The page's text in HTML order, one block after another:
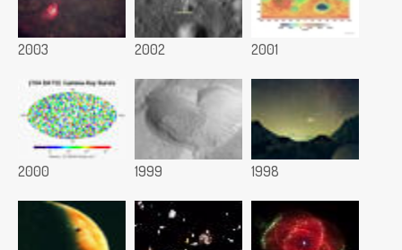
2003 2002 2001
2000 1999 1998